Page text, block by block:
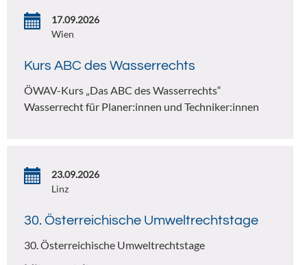
17.09.2026
Wien
Kurs ABC des Wasserrechts
ÖWAV-Kurs „Das ABC des Wasserrechts“
Wasserrecht für Planer:innen und Techniker:innen
23.09.2026
Linz
30. Österreichische Umweltrechtstage
30. Österreichische Umweltrechtstage